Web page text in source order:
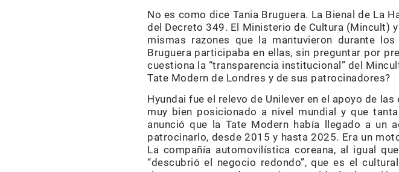
No es como dice Tania Bruguera. La Bienal de La
del Decreto 349. El Ministerio de Cultura (Mincult)
mismas razones que la mantuvieron durante
Bruguera participaba en ellas, sin preguntar por
cuestiona la “transparencia institucional” del
Tate Modern de Londres y de sus patrocinadores?
Hyundai fue el relevo de Unilever en el apoyo de
muy bien posicionado a nivel mundial y que
anunció que la Tate Modern había llegado a un
patrocinarlo, desde 2015 y hasta 2025. Era un
La compañía automovilística coreana, al igual
“descubrió el negocio redondo”, que es el